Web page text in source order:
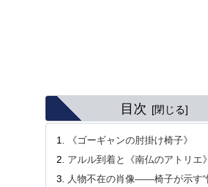
目次
《ゴーギャンの肘掛け椅子》
アルル到着と《南仏のアトリエ
人物不在の肖像――椅子が示す“